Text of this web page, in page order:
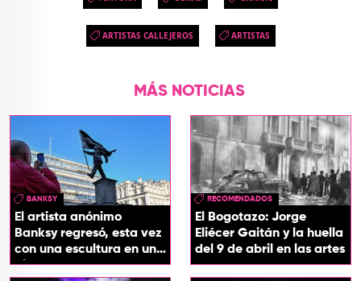
ARTISTAS CALLEJEROS ARTISTAS
MÁS NOTICIAS
BANKSY
El artista anónimo
Banksy regresó, esta vez
con una escultura en una
plaza de Londres
RECOMENDADOS
El Bogotazo: Jorge
Eliécer Gaitán y la huella
del 9 de abril en las artes